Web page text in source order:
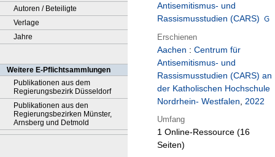
Autoren / Beteiligte
Verlage
Jahre
Weitere E-Pflichtsammlungen
Publikationen aus dem
Regierungsbezirk Düsseldorf
Publikationen aus den
Regierungsbezirken Münster,
Arnsberg und Detmold
Antisemitismus- und
Rassismusstudien (CARS)
Erschienen
Aachen : Centrum für
Antisemitismus- und
Rassismusstudien (CARS) an
der Katholischen Hochschule
Nordrhein- Westfalen, 2022
Umfang
1 Online-Ressource (16
Seiten)